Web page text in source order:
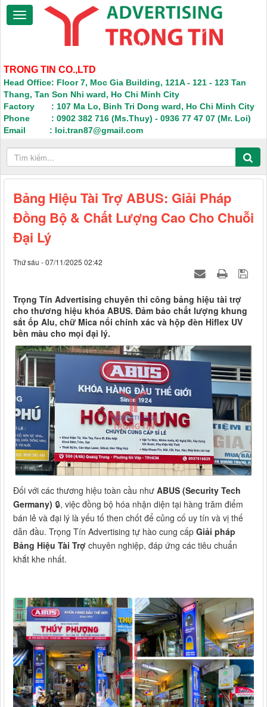
TRONG TIN CO.,LTD
Head Office: Floor 7, Moc Gia Building, 121A - 121 - 123 Tan
Thang, Tan Son Nhi ward, Ho Chi Minh City
Factory : 107 Ma Lo, Binh Tri Dong ward, Ho Chi Minh City
Phone : 0902 382 716 (Ms.Thuy) - 0936 77 47 07 (Mr. Loi)
Email : loi.tran87@gmail.com
Bảng Hiệu Tài Trợ ABUS: Giải Pháp
Đồng Bộ & Chất Lượng Cao Cho Chuỗi
Đại Lý
Thứ sáu - 07/11/2025 02:42
Trọng Tín Advertising chuyên thi công bảng hiệu tài trợ
cho thương hiệu khóa ABUS. Đảm bảo chất lượng khung
sắt ốp Alu, chữ Mica nổi chính xác và hộp đèn Hiflex UV
bền màu cho mọi đại lý.
Đối với các thương hiệu toàn cầu như ABUS (Security Tech
Germany) 🔒, việc đồng bộ hóa nhận diện tại hàng trăm điểm
bán lẻ và đại lý là yếu tố then chốt để củng cố uy tín và vị thế
dẫn đầu. Trọng Tín Advertising tự hào cung cấp Giải pháp
Bảng Hiệu Tài Trợ chuyên nghiệp, đáp ứng các tiêu chuẩn
khắt khe nhất.